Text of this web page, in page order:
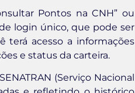
Pontos na CNH” ou
login único, que pode ser
terá acesso a informações
e status da carteira.
(Serviço Nacional